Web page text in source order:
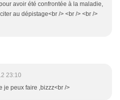
avoir été confrontée à la maladie,
au dépistage<br /> <br /> <br />
23:10
je peux faire ,bizzz<br />